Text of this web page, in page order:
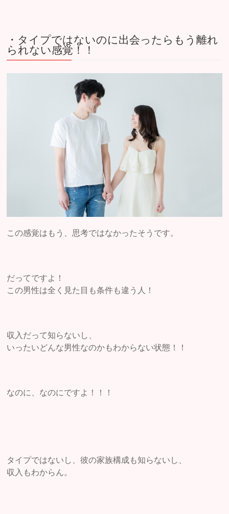
・タイプではないのに出会ったらもう離れ
られない感覚！！
この感覚はもう、思考ではなかったそうです。
だってですよ！
この男性は全く見た目も条件も違う人！
収入だって知らないし、
いったいどんな男性なのかもわからない状態！！
なのに、なのにですよ！！！
タイプではないし、彼の家族構成も知らないし、
収入もわからん。